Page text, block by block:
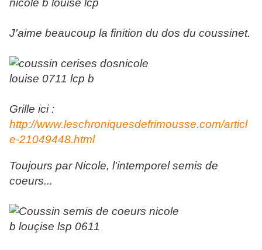
J'aime beaucoup la finition du dos du coussinet.
Grille ici :
http://www.leschroniquesdefrimousse.com/articl
e-21049448.html
Toujours par Nicole, l'intemporel semis de
coeurs...